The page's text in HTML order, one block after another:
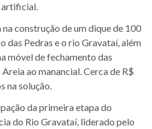
artificial.
construção de um dique de 100
das Pedras e o rio Gravataí, além
móvel de fechamento das
ao manancial. Cerca de R$
na solução.
da primeira etapa do
do Rio Gravataí, liderado pelo